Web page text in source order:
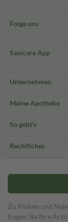
Folge uns
Sanicare App
Unternehmen
Meine Apotheke
So geht's
Rechtliches
Zu Risiken und
fragen Sie Ihre